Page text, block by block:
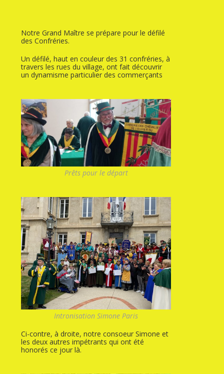
Notre Grand Maître se prépare pour le défilé
des Confréries.
Un défilé, haut en couleur des 31 confréries, à
travers les rues du village, ont fait découvrir
un dynamisme particulier des commerçants
Prêts pour le départ
Intronisation Simone Paris
Ci-contre, à droite, notre consoeur Simone et
les deux autres impétrants qui ont été
honorés ce jour là.